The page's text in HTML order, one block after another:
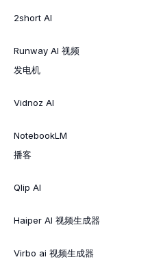
2short AI
Runway AI 视频
发电机
Vidnoz AI
NotebookLM
播客
Qlip AI
Haiper AI 视频生成器
Virbo ai 视频生成器